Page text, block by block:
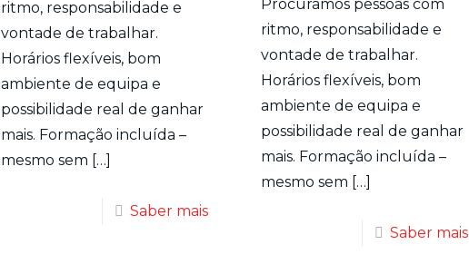
ritmo, responsabilidade e
vontade de trabalhar.
Horários flexíveis, bom
ambiente de equipa e
possibilidade real de ganhar
mais. Formação incluída –
mesmo sem […]
Saber mais
Procuramos pessoas com
ritmo, responsabilidade e
vontade de trabalhar.
Horários flexíveis, bom
ambiente de equipa e
possibilidade real de ganhar
mais. Formação incluída –
mesmo sem […]
Saber mais